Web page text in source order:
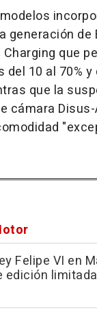
generación de
que
10 al 70% y
que la
cámara
Felipe VI en
edición